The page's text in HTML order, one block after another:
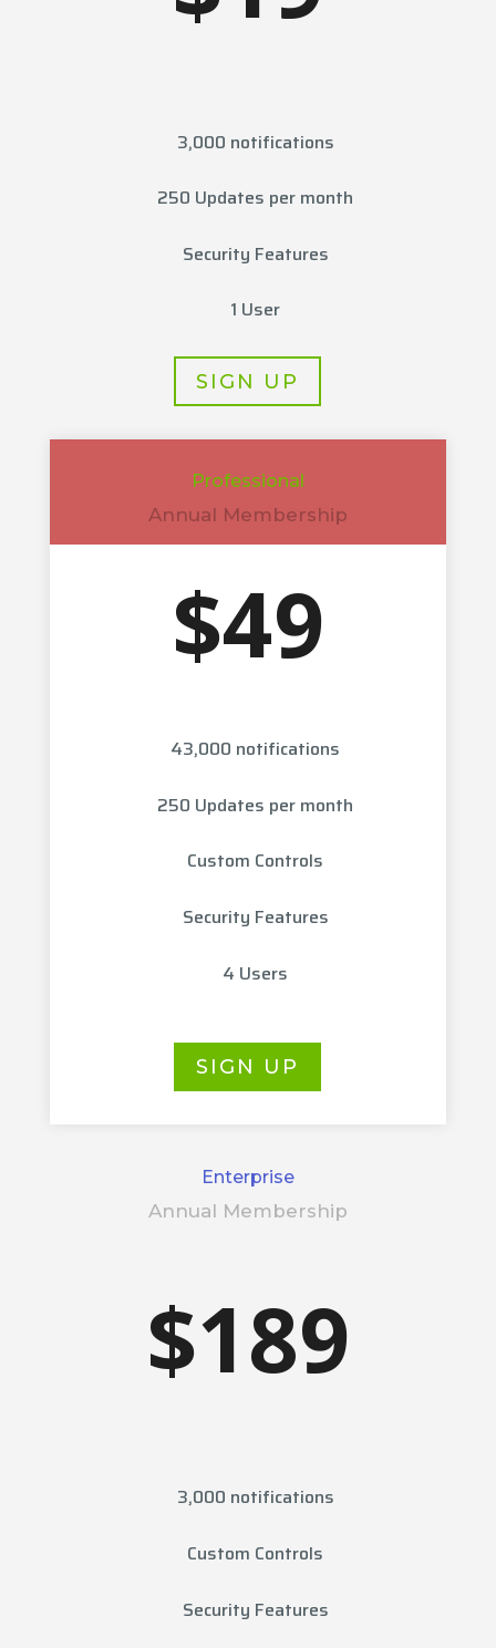
3,000 notifications
250 Updates per month
Security Features
1 User
SIGN UP
Professional
Annual Membership
$49
43,000 notifications
250 Updates per month
Custom Controls
Security Features
4 Users
SIGN UP
Enterprise
Annual Membership
$189
3,000 notifications
Custom Controls
Security Features